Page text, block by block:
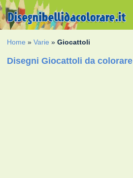
Home »Varie »Giocattoli
Disegni Giocattoli da colorare